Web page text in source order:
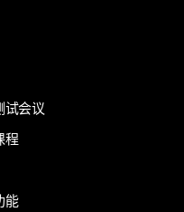
试会议
程
能